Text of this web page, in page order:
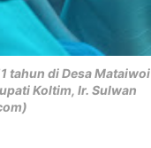
tahun di Desa Mataiwoi
Koltim, Ir. Sulwan